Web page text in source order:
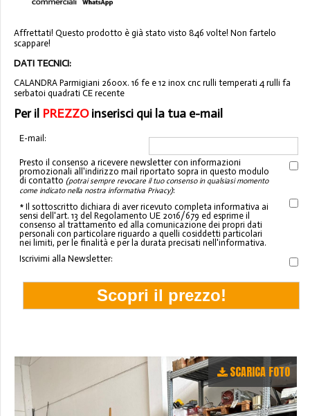
Affrettati! Questo prodotto è già stato visto 846 volte! Non fartelo
scappare!
DATI TECNICI:
CALANDRA Parmigiani 2600x. 16 fe e 12 inox cnc rulli temperati 4 rulli fa
serbatoi quadrati CE recente
Per il PREZZOinserisci qui la tua e-mail
E-mail:
Presto il consenso a ricevere newsletter con informazioni
promozionali all'indirizzo mail riportato sopra in questo modulo
di contatto (potrai sempre revocare il tuo consenso in qualsiasi momento
come indicato nella nostra informativa Privacy):
* Il sottoscritto dichiara di aver ricevuto completa informativa ai
sensi dell'art. 13 del Regolamento UE 2016/679 ed esprime il
consenso al trattamento ed alla comunicazione dei propri dati
personali con particolare riguardo a quelli cosiddetti particolari
nei limiti, per le finalità e per la durata precisati nell'informativa.
Iscrivimi alla Newsletter:
SCARICA FOTO